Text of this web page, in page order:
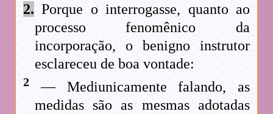
2. Porque o interrogasse, quanto ao
processo fenomênico da
incorporação, o benigno instrutor
esclareceu de boa vontade:
2 — Mediunicamente falando, as
medidas são as mesmas adotadas